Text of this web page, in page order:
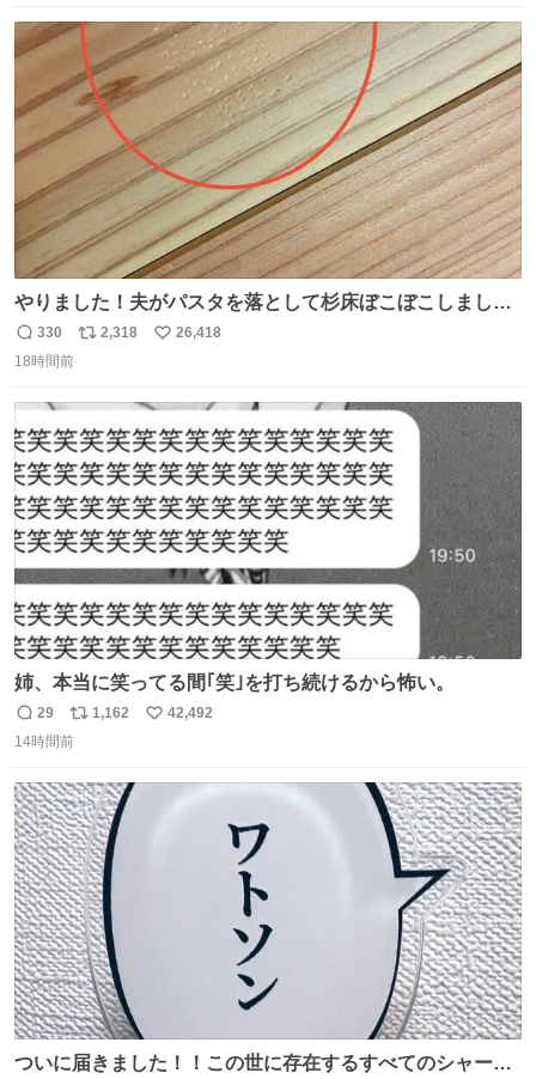
ト
数
やりました！夫がパスタを落として杉床ぼこぼこしまし
た！よかったーーー！ファーストぼこぼこ自分じゃなく
て！これで第二波いつでもいけます！！！✌️いやーほっと
は乾燥パスタに負けます。豆腐くらいやわやわです。
返
信
330
リ
数
2,318
い
26,418
18時間前
姉、本当に笑ってる間｢笑｣を打ち続けるから怖い。
返
信
29
リ
ポ
ト
数
1,162
い
42,492
14時間前
ついに届きました！！この世に存在するすべてのシャーロ